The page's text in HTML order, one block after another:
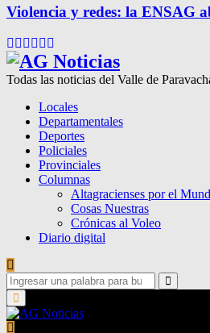
Violencia y redes: la ENSAG
Facebook
Twitter
Instagram
Pinterest
Google
Todas las noticias del Valle de
Locales
Departamentales
Deportes
Policiales
Provinciales
Columnas
Altagracienses por el
Cosas Nuestras
Crónicas al Voleo
Diario digital
Search
for:
Search
Primary
Menu